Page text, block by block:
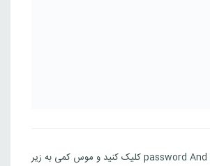
حال روی password And Security کلیک کنید و موس کمی به زیر